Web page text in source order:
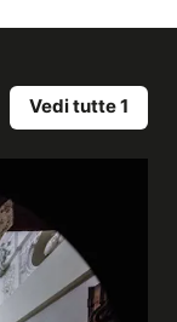
Vedi tutte 1